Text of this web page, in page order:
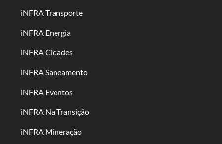
iNFRA Transporte
iNFRA Energia
iNFRA Cidades
iNFRA Saneamento
iNFRA Eventos
iNFRA Na Transição
iNFRA Mineração